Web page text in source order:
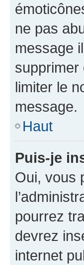
ne pas
message
supprimer
limiter le
message.
Haut
Puis-je
Oui, vous
pourrez
devrez
internet